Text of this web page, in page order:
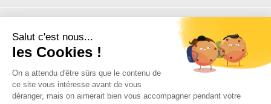
05 56 78 78 10
Notre équipe est à votre écoute du lundi au jeudi de 8h à 12h et
de 13h à 18h et le vendredi de 8h à 12h et de 13h à 17h.
Normequip